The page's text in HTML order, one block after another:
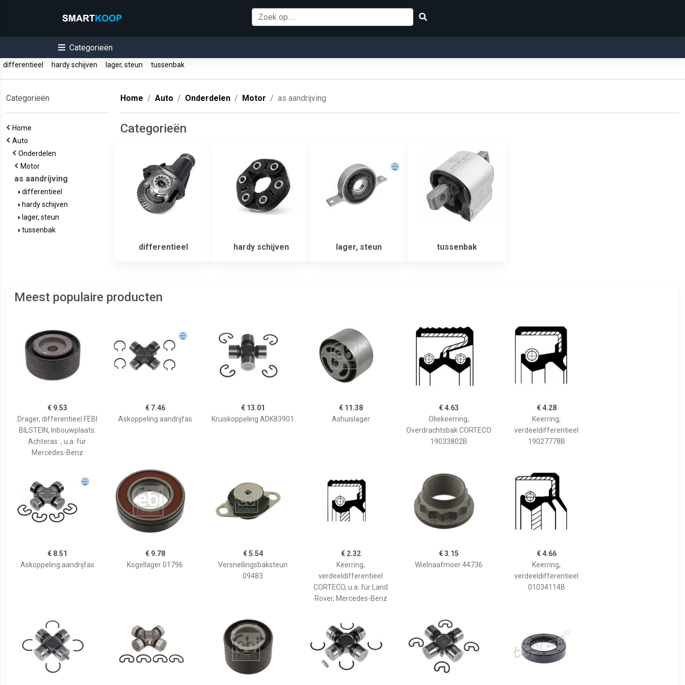
Categorieën
differentieel hardy schijven lager, steun tussenbak
Categorieën
Home
Auto
Onderdelen
Motor
as aandrijving
differentieel
hardy schijven
lager, steun
tussenbak
Home Auto Onderdelen Motor as aandrijving
Categorieën
differentieel hardy schijven lager, steun tussenbak
Meest populaire producten
€ 9.53
Drager, differentieel FEBI
BILSTEIN, Inbouwplaats:
Achteras: , u.a. für
Mercedes-Benz
€ 7.46
Askoppeling aandrijfas
€ 13.01
Kruiskoppeling ADK83901
€ 11.38
Ashuislager
€ 4.63
Oliekeerring,
Overdrachtsbak CORTECO
19033802B
€ 4.28
Keerring,
verdeeldifferentieel
19027778B
€ 8.51
Askoppeling aandrijfas
€ 9.78
Kogellager 01796
€ 5.54
Versnellingsbaksteun
09483
€ 2.32
Keerring,
verdeeldifferentieel
CORTECO, u.a. für Land
Rover, Mercedes-Benz
€ 3.15
Wielnaafmoer 44736
€ 4.66
Keerring,
verdeeldifferentieel
01034114B